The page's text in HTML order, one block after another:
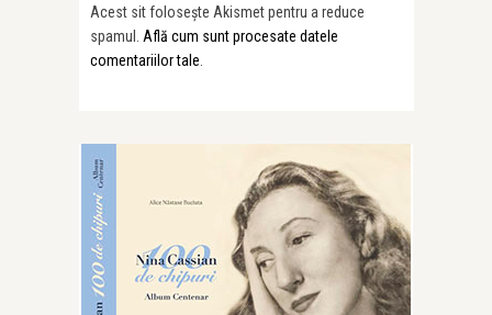
Acest sit folosește Akismet pentru a reduce
spamul. Află cum sunt procesate datele
comentariilor tale